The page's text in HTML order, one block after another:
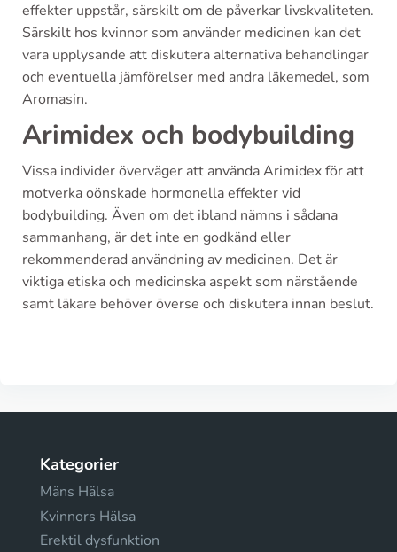
effekter uppstår, särskilt om de påverkar livskvaliteten.
Särskilt hos kvinnor som använder medicinen kan det
vara upplysande att diskutera alternativa behandlingar
och eventuella jämförelser med andra läkemedel, som
Aromasin.
Arimidex och bodybuilding
Vissa individer överväger att använda Arimidex för att
motverka oönskade hormonella effekter vid
bodybuilding. Även om det ibland nämns i sådana
sammanhang, är det inte en godkänd eller
rekommenderad användning av medicinen. Det är
viktiga etiska och medicinska aspekt som närstående
samt läkare behöver överse och diskutera innan beslut.
Kategorier
Mäns Hälsa
Kvinnors Hälsa
Erektil dysfunktion